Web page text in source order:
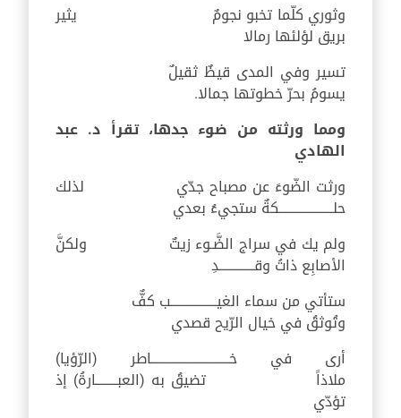
وثوري كلّما تخبو نجومٌ يثير
بريق لؤلئها رمالا
تسير وفي المدى قيظٌ ثقيلٌ
يسومُ بحرّ خطوتها جمالا.
ومما ورثته من ضوء جدها، تقرأ د. عبد
الهادي
ورثت الضّوءَ عن مصباح جدّي لذلك
حلــــــــــــــــــــكةٌ ستجيءُ بعدي
ولم يك في سراج الضَّـوء زيتٌ ولكنَّ
الأصابِع ذاتُ وقـــــــــــــدِ
ستأتي من سماء الغيـــــــــــــــــب كفٌّ
وتُوثقُ في خيال الرّيح قصدي
أرى في خـــــــــــــــــــــــــــــاطر (الرّؤيا)
ملاذاً تضيقُ به (العبــــــــارةُ) إذ
تؤدّي